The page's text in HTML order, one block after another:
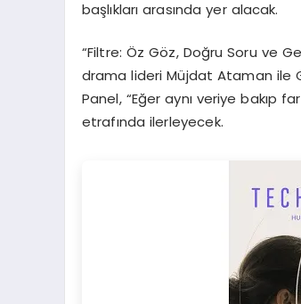
başlıkları arasında yer alacak.
“Filtre: Öz Göz, Doğru Soru ve
drama lideri Müjdat Ataman ile
Panel, “Eğer aynı veriye bakıp
etrafında ilerleyecek.